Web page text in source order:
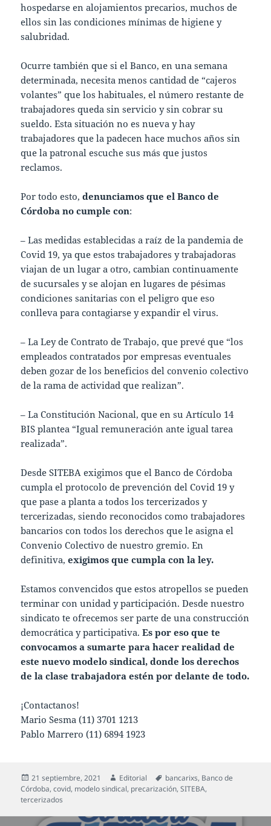
hospedarse en alojamientos precarios, muchos de
ellos sin las condiciones mínimas de higiene y
salubridad.
Ocurre también que si el Banco, en una semana
determinada, necesita menos cantidad de “cajeros
volantes” que los habituales, el número restante de
trabajadores queda sin servicio y sin cobrar su
sueldo. Esta situación no es nueva y hay
trabajadores que la padecen hace muchos años sin
que la patronal escuche sus más que justos
reclamos.
Por todo esto,denunciamos que el Banco de
Córdoba no cumple con:
– Las medidas establecidas a raíz de la pandemia de
Covid 19, ya que estos trabajadores y trabajadoras
viajan de un lugar a otro, cambian continuamente
de sucursales y se alojan en lugares de pésimas
condiciones sanitarias con el peligro que eso
conlleva para contagiarse y expandir el virus.
– La Ley de Contrato de Trabajo, que prevé que “los
empleados contratados por empresas eventuales
deben gozar de los beneficios del convenio colectivo
de la rama de actividad que realizan”.
– La Constitución Nacional, que en su Artículo 14
BIS plantea “Igual remuneración ante igual tarea
realizada”.
Desde SITEBA exigimos que el Banco de Córdoba
cumpla el protocolo de prevención del Covid 19 y
que pase a planta a todos los tercerizados y
tercerizadas, siendo reconocidos como trabajadores
bancarios con todos los derechos que le asigna el
Convenio Colectivo de nuestro gremio. En
definitiva,exigimos que cumpla con la ley.
Estamos convencidos que estos atropellos se pueden
terminar con unidad y participación. Desde nuestro
sindicato te ofrecemos ser parte de una construcción
democrática y participativa.Es por eso que te
convocamos a sumarte para hacer realidad de
este nuevo modelo sindical, donde los derechos
de la clase trabajadora estén por delante de todo.
¡Contactanos!
Mario Sesma (11) 3701 1213
Pablo Marrero (11) 6894 1923
Publicado
el
21 septiembre, 2021 Autor
Editorial Etiquetas
bancarixs, Banco de
Córdoba,covid, modelo sindical, precarización,SITEBA,
tercerizados
Navegación